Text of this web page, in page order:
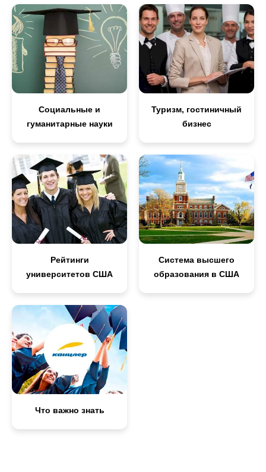
Социальные и
гуманитарные науки
Туризм, гостиничный
бизнес
Рейтинги
университетов США
Система высшего
образования в США
Что важно знать